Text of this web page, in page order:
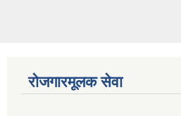
रोजगारमूलक सेवा